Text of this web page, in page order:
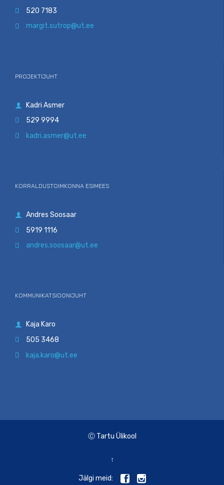
 520 7183
 margit.sutrop@ut.ee
PROJEKTIJUHT
 Kadri Asmer
 529 9994
 kadri.asmer@ut.ee
KORRALDUSTOIMKONNA ESIMEES
 Andres Soosaar
 5919 1116
 andres.soosaar@ut.ee
KOMMUNIKATSIOONIJUHT
 Kaja Karo
 505 3468
 kaja.karo@ut.ee
Ⓒ Tartu Ülikool
↑
Jälgi meid:  